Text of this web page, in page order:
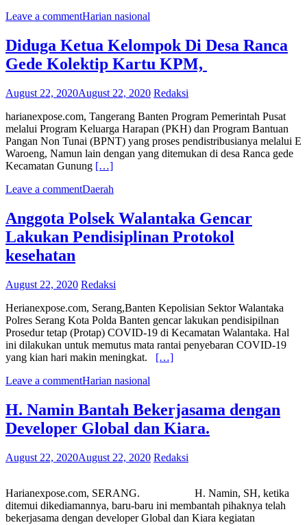
Leave a commentHarian nasional
Diduga Ketua Kelompok Di Desa Ranca
Gede Kolektip Kartu KPM,
August 22, 2020August 22, 2020 Redaksi
harianexpose.com, Tangerang Banten Program Pemerintah Pusat
melalui Program Keluarga Harapan (PKH) dan Program Bantuan
Pangan Non Tunai (BPNT) yang proses pendistribusianya melalui E
Waroeng, Namun lain dengan yang ditemukan di desa Ranca gede
Kecamatan Gunung […]
Leave a commentDaerah
Anggota Polsek Walantaka Gencar
Lakukan Pendisiplinan Protokol
kesehatan
August 22, 2020 Redaksi
Herianexpose.com, Serang,Banten Kepolisian Sektor Walantaka
Polres Serang Kota Polda Banten gencar lakukan pendisipilnan
Prosedur tetap (Protap) COVID-19 di Kecamatan Walantaka. Hal
ini dilakukan untuk memutus mata rantai penyebaran COVID-19
yang kian hari makin meningkat. […]
Leave a commentHarian nasional
H. Namin Bantah Bekerjasama dengan
Developer Global dan Kiara.
August 22, 2020August 22, 2020 Redaksi
Harianexpose.com, SERANG. H. Namin, SH, ketika
ditemui dikediamannya, baru-baru ini membantah pihaknya telah
bekerjasama dengan developer Global dan Kiara kegiatan